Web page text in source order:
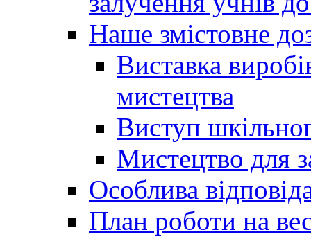
Наше змістовне
Виставка
мистецтва
Виступ
Мистецтво для
Особлива
План роботи на